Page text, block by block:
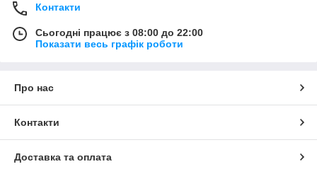
Контакти
Сьогодні працює з 08:00 до 22:00
Показати весь графік роботи
Про нас
Контакти
Доставка та оплата